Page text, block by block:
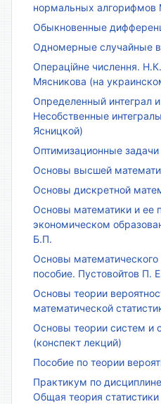
нормальных алгорифмов
Обыкновенные
Одномерные случайные
Операційне числення.
Мясникова (на
Определенный интеграл
Несобственные
Ясницкой)
Оптимизационные задачи
Основы высшей
Основы дискретной
Основы математики и ее
экономическом
Б.П.
Основы
пособие. Пустовойтов П.
Основы теории
математической
Основы теории систем и
(конспект лекций)
Пособие по теории
Практикум по
Общая теория статистики